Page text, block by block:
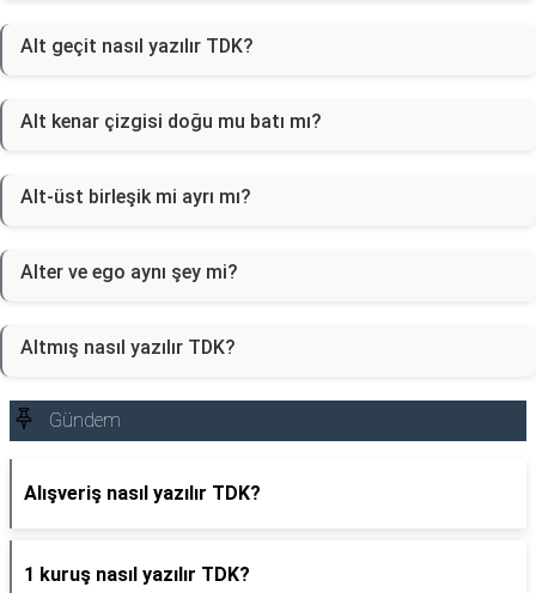
Alt geçit nasıl yazılır TDK?
Alt kenar çizgisi doğu mu batı mı?
Alt-üst birleşik mi ayrı mı?
Alter ve ego aynı şey mi?
Altmış nasıl yazılır TDK?
Gündem
Alışveriş nasıl yazılır TDK?
1 kuruş nasıl yazılır TDK?